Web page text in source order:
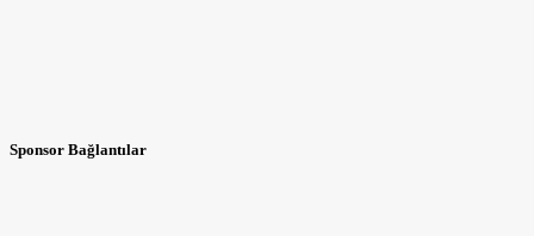
Sponsor Bağlantılar